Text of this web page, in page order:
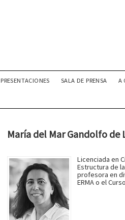
PRESENTACIONES SALA DE PRENSA A
María del Mar Gandolfo de
Licenciada en
Estructura de
profesora en
ERMA o el